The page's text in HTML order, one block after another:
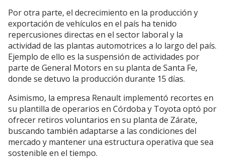
Por otra parte, el decrecimiento en la producción y
exportación de vehículos en el país ha tenido
repercusiones directas en el sector laboral y la
actividad de las plantas automotrices a lo largo del país.
Ejemplo de ello es la suspensión de actividades por
parte de General Motors en su planta de Santa Fe,
donde se detuvo la producción durante 15 días.
Asimismo, la empresa Renault implementó recortes en
su plantilla de operarios en Córdoba y Toyota optó por
ofrecer retiros voluntarios en su planta de Zárate,
buscando también adaptarse a las condiciones del
mercado y mantener una estructura operativa que sea
sostenible en el tiempo.